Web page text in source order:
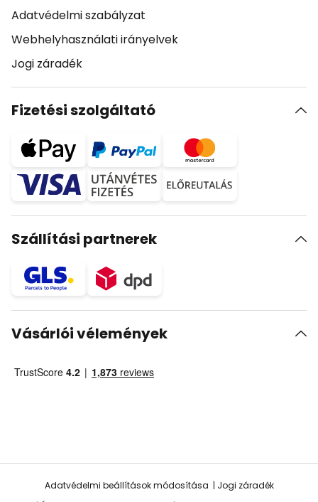
Adatvédelmi szabályzat
Webhelyhasználati irányelvek
Jogi záradék
Fizetési szolgáltató
Szállítási partnerek
Vásárlói vélemények
Adatvédelmi beállítások módosítása
Jogi záradék